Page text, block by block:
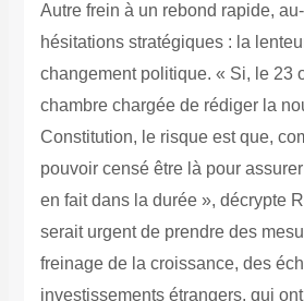
Autre frein à un rebond rapide,
hésitations stratégiques : la
changement politique. « Si, le 23
chambre chargée de rédiger la
Constitution, le risque est que,
pouvoir censé être là pour assurer
en fait dans la durée », décrypte
serait urgent de prendre des
freinage de la croissance, des
investissements étrangers, qui